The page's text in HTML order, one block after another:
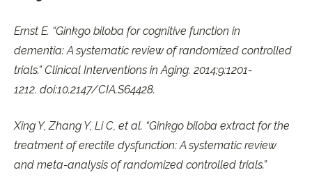
Ernst E. “Ginkgo biloba for cognitive function in
dementia: A systematic review of randomized controlled
trials.” Clinical Interventions in Aging. 2014;9:1201-
1212. doi:10.2147/CIA.S64428.
Xing Y, Zhang Y, Li C, et al. “Ginkgo biloba extract for the
treatment of erectile dysfunction: A systematic review
and meta-analysis of randomized controlled trials.”